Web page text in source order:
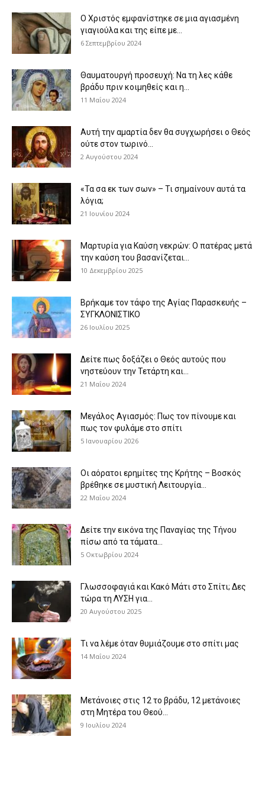
Ο Χριστός εμφανίστηκε σε μια αγιασμένη
γιαγιούλα και της είπε με...
6 Σεπτεμβρίου 2024
Θαυματουργή προσευχή: Να τη λες κάθε
βράδυ πριν κοιμηθείς και η...
11 Μαΐου 2024
Αυτή την αμαρτία δεν θα συγχωρήσει ο Θεός
ούτε στον τωρινό...
2 Αυγούστου 2024
«Τα σα εκ των σων» – Τι σημαίνουν αυτά τα
λόγια;
21 Ιουνίου 2024
Μαρτυρία για Καύση νεκρών: Ο πατέρας μετά
την καύση του βασανίζεται...
10 Δεκεμβρίου 2025
Βρήκαμε τον τάφο της Αγίας Παρασκευής –
ΣΥΓΚΛΟΝΙΣΤΙΚΟ
26 Ιουλίου 2025
Δείτε πως δοξάζει ο Θεός αυτούς που
νηστεύουν την Τετάρτη και...
21 Μαΐου 2024
Μεγάλος Αγιασμός: Πως τον πίνουμε και
πως τον φυλάμε στο σπίτι
5 Ιανουαρίου 2026
Οι αόρατοι ερημίτες της Κρήτης – Βοσκός
βρέθηκε σε μυστική Λειτουργία...
22 Μαΐου 2024
Δείτε την εικόνα της Παναγίας της Τήνου
πίσω από τα τάματα...
5 Οκτωβρίου 2024
Γλωσσοφαγιά και Κακό Μάτι στο Σπίτι; Δες
τώρα τη ΛΥΣΗ για...
20 Αυγούστου 2025
Τι να λέμε όταν θυμιάζουμε στο σπίτι μας
14 Μαΐου 2024
Μετάνοιες στις 12 το βράδυ, 12 μετάνοιες
στη Μητέρα του Θεού...
9 Ιουλίου 2024